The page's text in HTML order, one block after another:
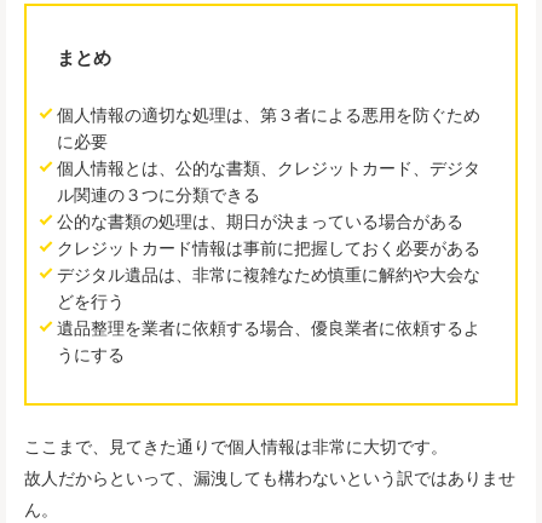
まとめ
個人情報の適切な処理は、第３者による悪用を防ぐため
に必要
個人情報とは、公的な書類、クレジットカード、デジタ
ル関連の３つに分類できる
公的な書類の処理は、期日が決まっている場合がある
クレジットカード情報は事前に把握しておく必要がある
デジタル遺品は、非常に複雑なため慎重に解約や大会な
どを行う
遺品整理を業者に依頼する場合、優良業者に依頼するよ
うにする
ここまで、見てきた通りで個人情報は非常に大切です。
故人だからといって、漏洩しても構わないという訳ではありませ
ん。